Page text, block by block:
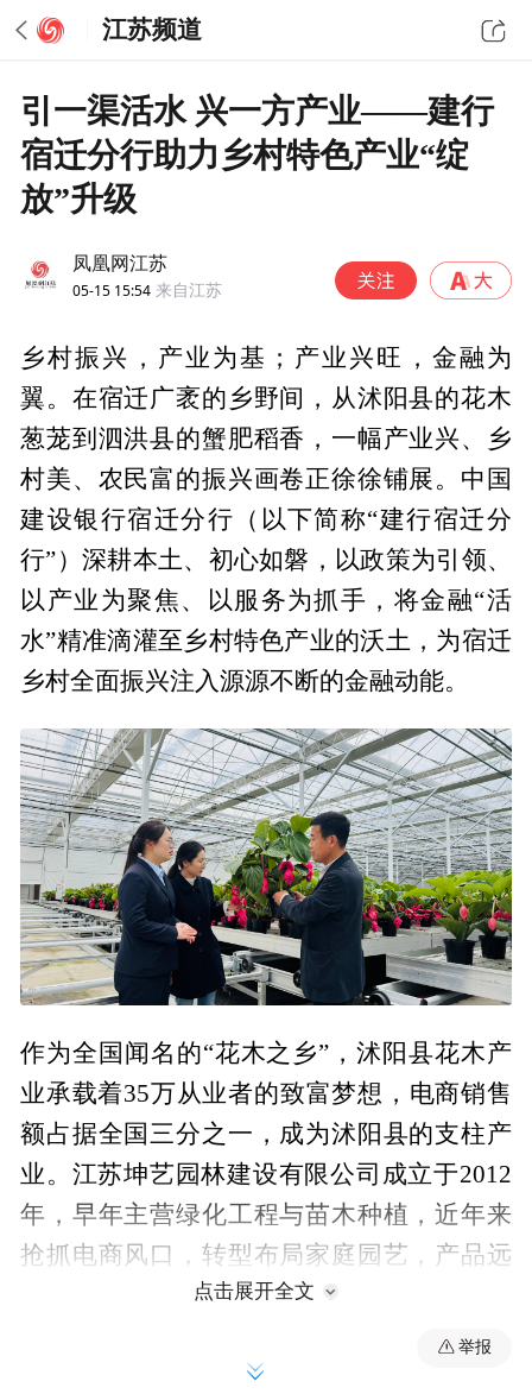
江苏频道
引一渠活水 兴一方产业——建行
宿迁分行助力乡村特色产业“绽
放”升级
凤凰网江苏
05-15 15:54 来自江苏
乡村振兴，产业为基；产业兴旺，金融为
翼。在宿迁广袤的乡野间，从沭阳县的花木
葱茏到泗洪县的蟹肥稻香，一幅产业兴、乡
村美、农民富的振兴画卷正徐徐铺展。中国
建设银行宿迁分行（以下简称“建行宿迁分
行”）深耕本土、初心如磐，以政策为引领、
以产业为聚焦、以服务为抓手，将金融“活
水”精准滴灌至乡村特色产业的沃土，为宿迁
乡村全面振兴注入源源不断的金融动能。
作为全国闻名的“花木之乡”，沭阳县花木产
业承载着35万从业者的致富梦想，电商销售
额占据全国三分之一，成为沭阳县的支柱产
业。江苏坤艺园林建设有限公司成立于2012
年，早年主营绿化工程与苗木种植，近年来
抢抓电商风口，转型布局家庭园艺，产品远
销中亚、俄罗斯等地。2025年末，年宵花市
场需求激增，企业需要资金备货供应全国，
数百万元的资金缺口成为发展瓶颈。
点击展开全文
举报